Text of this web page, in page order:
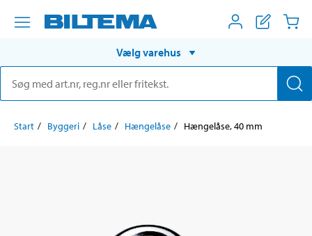
Vælg varehus
Start Byggeri Låse Hængelåse Hængelåse, 40 mm